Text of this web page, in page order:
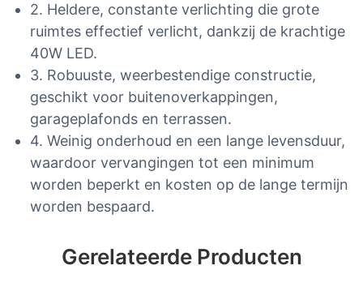
2. Heldere, constante verlichting die grote
ruimtes effectief verlicht, dankzij de krachtige
40W LED.
3. Robuuste, weerbestendige constructie,
geschikt voor buitenoverkappingen,
garageplafonds en terrassen.
4. Weinig onderhoud en een lange levensduur,
waardoor vervangingen tot een minimum
worden beperkt en kosten op de lange termijn
worden bespaard.
Gerelateerde Producten